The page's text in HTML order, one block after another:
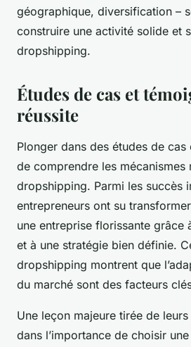
géographique, diversification –
construire une activité solide et
dropshipping.
Études de cas et
réussite
Plonger dans des études de
de comprendre les mécanismes
dropshipping. Parmi les succès
entrepreneurs ont su
une entreprise florissante grâce
et à une stratégie bien définie.
dropshipping montrent que
du marché sont des facteurs
Une leçon majeure tirée de
dans l’importance de choisir